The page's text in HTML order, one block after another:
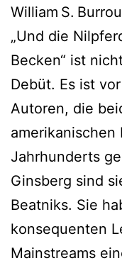
William S.
„Und die
Becken“ ist
Debüt. Es ist
Autoren, die
amerikanischen
Jahrhunderts
Ginsberg sind
Beatniks. Sie
konsequenten
Mainstreams